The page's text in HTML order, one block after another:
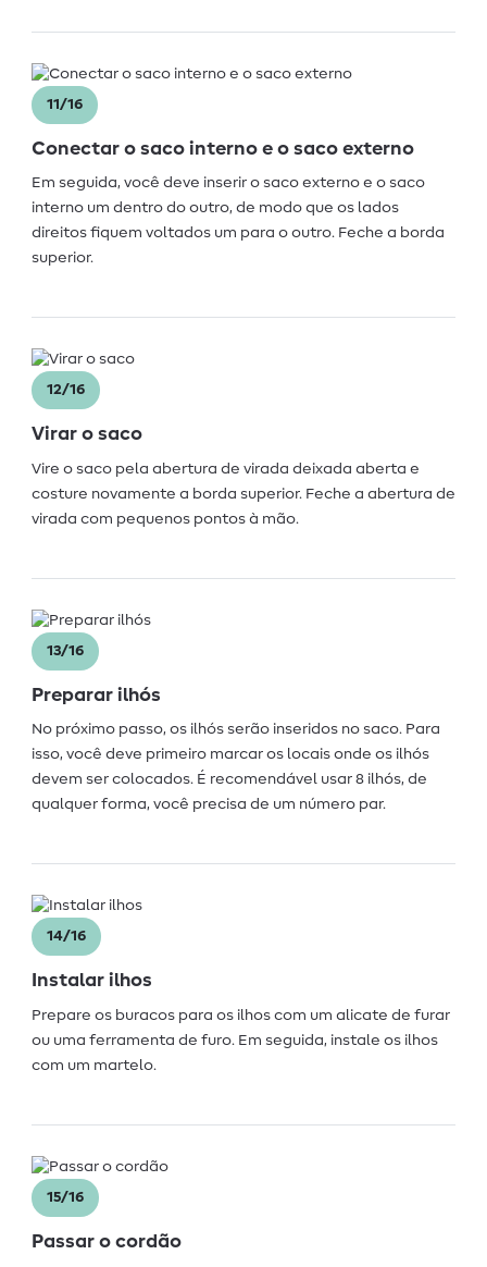
11/16
Conectar o saco interno e o saco externo
Em seguida, você deve inserir o saco externo e o saco
interno um dentro do outro, de modo que os lados
direitos fiquem voltados um para o outro. Feche a borda
superior.
12/16
Virar o saco
Vire o saco pela abertura de virada deixada aberta e
costure novamente a borda superior. Feche a abertura de
virada com pequenos pontos à mão.
13/16
Preparar ilhós
No próximo passo, os ilhós serão inseridos no saco. Para
isso, você deve primeiro marcar os locais onde os ilhós
devem ser colocados. É recomendável usar 8 ilhós, de
qualquer forma, você precisa de um número par.
14/16
Instalar ilhos
Prepare os buracos para os ilhos com um alicate de furar
ou uma ferramenta de furo. Em seguida, instale os ilhos
com um martelo.
15/16
Passar o cordão